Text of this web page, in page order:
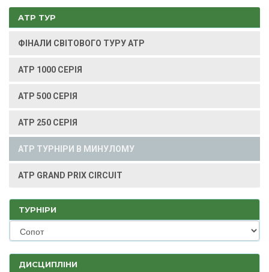
ATP ТУР
ФІНАЛИ СВІТОВОГО ТУРУ ATP
ATP 1000 СЕРІЯ
ATP 500 СЕРІЯ
ATP 250 СЕРІЯ
ATP ТУРНІРИ В МИНУЛОМУ
ATP GRAND PRIX CIRCUIT
ТУРНІРИ
ДИСЦИПЛІНИ